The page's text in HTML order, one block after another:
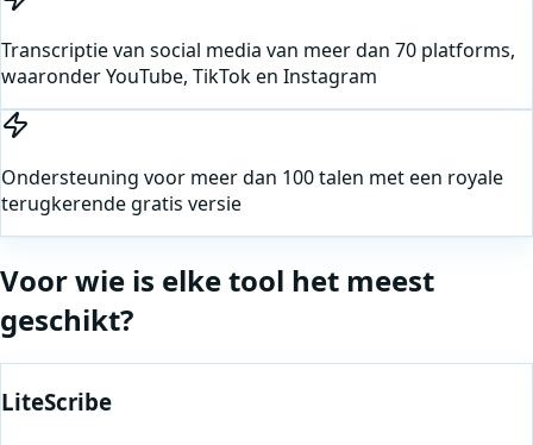
Transcriptie van social media van meer dan 70 platforms,
waaronder YouTube, TikTok en Instagram
Ondersteuning voor meer dan 100 talen met een royale
terugkerende gratis versie
Voor wie is elke tool het meest
geschikt?
LiteScribe